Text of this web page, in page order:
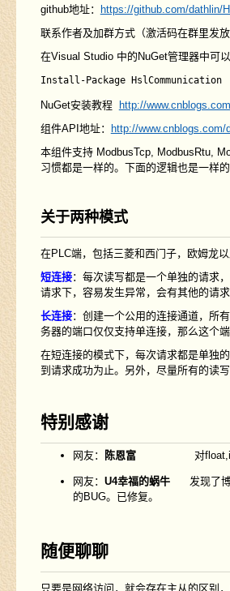
github地址：
https://github.com/dathlin/
联系作者及加群方式（激活码在群里发放
在Visual Studio 中的NuGet管理器中可
Install-Package HslCommunication
NuGet安装教程
http://
组件API地址：
http://www.cnblogs.com/
本组件支持 ModbusTcp, ModbusRtu,
习惯都是一样的。下面的逻辑也是一样的
关于两种模式
在PLC端，包括三菱和西门子，欧姆龙
短连接：每次读写都是一个单独的请求
请求下，容易发生异常，会有其他的请
长连接：创建一个公用的连接通道，所
务器的端口仅仅支持单连接，那么这个
在短连接的模式下，每次请求都是单独
到请求成功为止。另外，尽量所有的读
特别感谢
网友： 陈恩富对float,int数据
网友： U4幸福的蜗牛发现了博客
的BUG。已修复。
随便聊聊
只要是网络访问，就会存在主从的区别